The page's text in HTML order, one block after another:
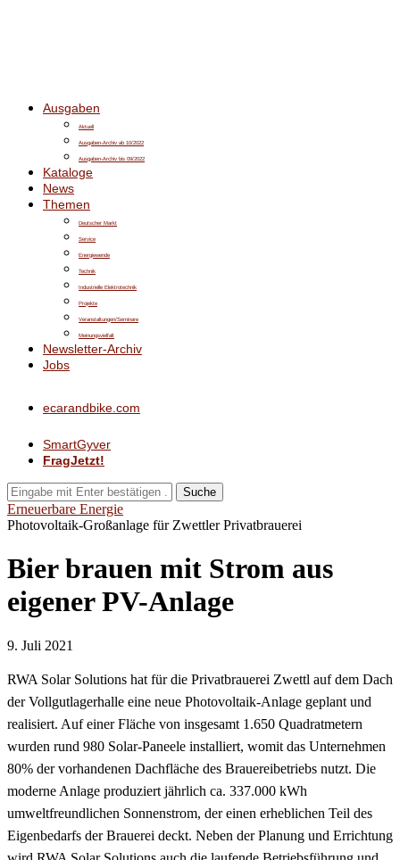
Ausgaben
Aktuell
Ausgaben-Archiv ab 10/2022
Ausgaben-Archiv bis 09/2022
Kataloge
News
Themen
Deutscher Markt
Service
Energiewende
Technik
Industrielle Elektrotechnik
Projekte
Veranstaltungen/Seminare
Meinungsvielfalt
Newsletter-Archiv
Jobs
ecarandbike.com
SmartGyver
FragJetzt!
Suche
Erneuerbare Energie
Photovoltaik-Großanlage für Zwettler Privatbrauerei
Bier brauen mit Strom aus
eigener PV-Anlage
9. Juli 2021
RWA Solar Solutions hat für die Privatbrauerei Zwettl auf dem Dach
der Vollgutlagerhalle eine neue Photovoltaik-Anlage geplant und
realisiert. Auf einer Fläche von insgesamt 1.650 Quadratmetern
wurden rund 980 Solar-Paneele installiert, womit das Unternehmen
80% der vorhandenen Dachfläche des Brauereibetriebs nutzt. Die
moderne Anlage produziert jährlich ca. 337.000 kWh
umweltfreundlichen Sonnenstrom, der einen erheblichen Teil des
Eigenbedarfs der Brauerei deckt. Neben der Planung und Errichtung